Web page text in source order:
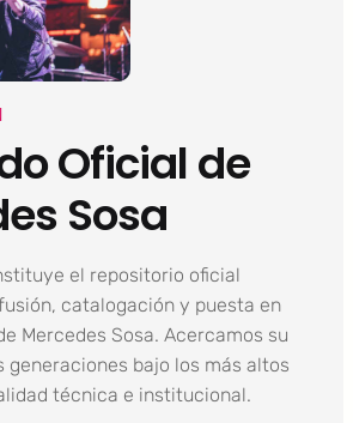
Oficial de
Sosa
el repositorio oficial
catalogación y puesta en
Mercedes Sosa. Acercamos su
generaciones bajo los más altos
técnica e institucional.